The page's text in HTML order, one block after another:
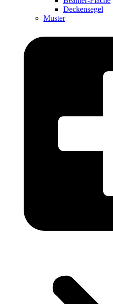
Deckensegel
Muster